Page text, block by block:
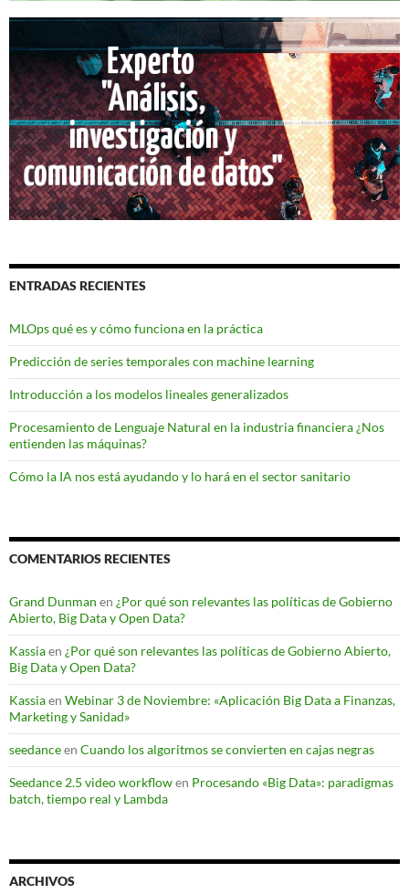
ENTRADAS RECIENTES
MLOps qué es y cómo funciona en la práctica
Predicción de series temporales con machine learning
Introducción a los modelos lineales generalizados
Procesamiento de Lenguaje Natural en la industria financiera ¿Nos
entienden las máquinas?
Cómo la IA nos está ayudando y lo hará en el sector sanitario
COMENTARIOS RECIENTES
Grand Dunman en ¿Por qué son relevantes las políticas de Gobierno
Abierto, Big Data y Open Data?
Kassiaen ¿Por qué son relevantes las políticas de Gobierno Abierto,
Big Data y Open Data?
Kassiaen Webinar 3 de Noviembre: «Aplicación Big Data a Finanzas,
Marketing y Sanidad»
seedanceen Cuando los algoritmos se convierten en cajas negras
Seedance 2.5 video workflowen Procesando «Big Data»: paradigmas
batch, tiempo real y Lambda
ARCHIVOS